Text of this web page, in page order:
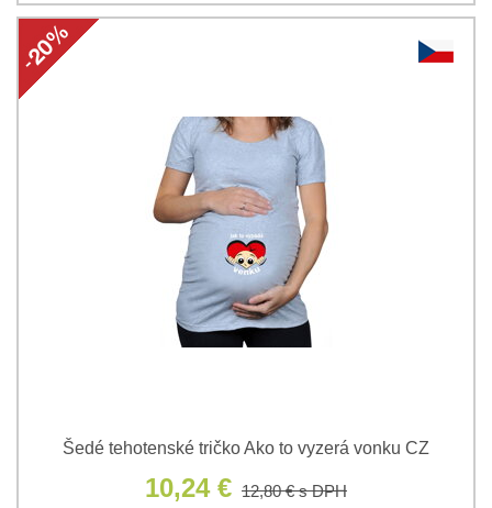
Šedé tehotenské tričko Ako to vyzerá vonku CZ
10,24 € 12,80 €s DPH